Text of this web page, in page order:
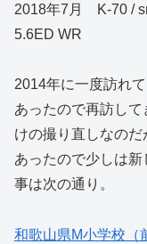
2018年7月 K-70 /
5.6ED WR
2014年に一度訪れ
あったので再訪し
けの撮り直しなの
あったので少しは
事は次の通り。
和歌山県M小学校（